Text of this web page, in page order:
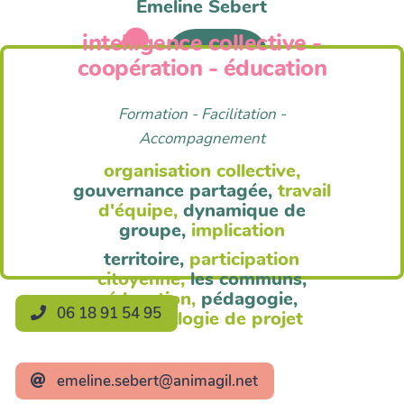
Anim'Agil
Emeline Sebert
intelligence collective -
coopération - éducation
Formation - Facilitation -
Accompagnement
organisation collective,
gouvernance partagée, travail
d'équipe, dynamique de
groupe, implication
territoire, participation
citoyenne, les communs,
éducation, pédagogie,
méthodologie de projet
06 18 91 54 95
emeline.sebert@animagil.net